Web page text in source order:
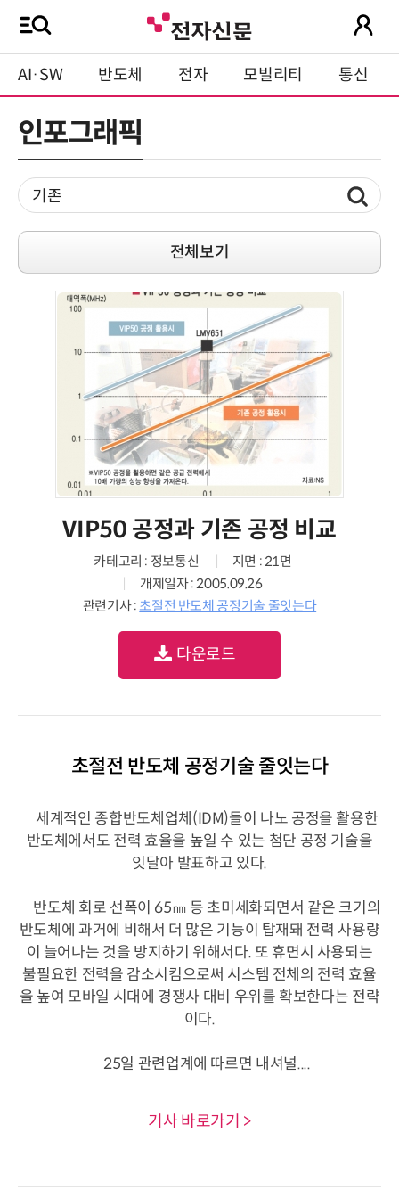
AI·SW 반도체 전자 모빌리티 통신
인포그래픽
전체보기
VIP50 공정과 기존 공정 비교
카테고리 : 정보통신
지면 : 21면
개제일자 : 2005.09.26
관련기사 : 초절전 반도체 공정기술 줄잇는다
다운로드
초절전 반도체 공정기술 줄잇는다
세계적인 종합반도체업체(IDM)들이 나노 공정을 활용한
반도체에서도 전력 효율을 높일 수 있는 첨단 공정 기술을
잇달아 발표하고 있다.
반도체 회로 선폭이 65㎚ 등 초미세화되면서 같은 크기의
반도체에 과거에 비해서 더 많은 기능이 탑재돼 전력 사용량
이 늘어나는 것을 방지하기 위해서다. 또 휴면시 사용되는
불필요한 전력을 감소시킴으로써 시스템 전체의 전력 효율
을 높여 모바일 시대에 경쟁사 대비 우위를 확보한다는 전략
이다.
25일 관련업계에 따르면 내셔널....
기사 바로가기 >